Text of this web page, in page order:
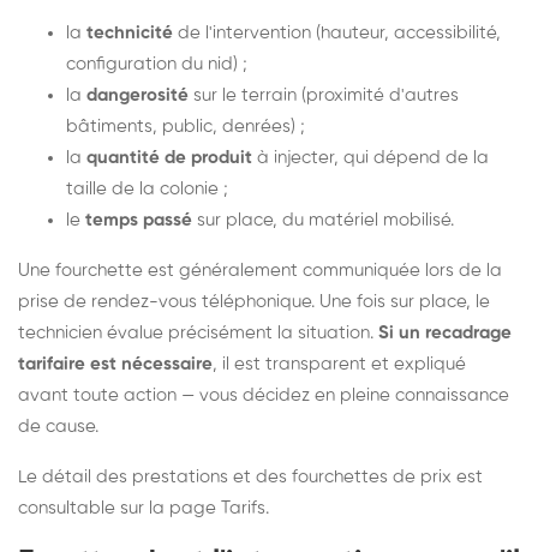
la technicité de l'intervention (hauteur, accessibilité,
configuration du nid) ;
la dangerosité sur le terrain (proximité d'autres
bâtiments, public, denrées) ;
la quantité de produit à injecter, qui dépend de la
taille de la colonie ;
le temps passé sur place, du matériel mobilisé.
Une fourchette est généralement communiquée lors de la
prise de rendez-vous téléphonique. Une fois sur place, le
technicien évalue précisément la situation. Si un recadrage
tarifaire est nécessaire, il est transparent et expliqué
avant toute action — vous décidez en pleine connaissance
de cause.
Le détail des prestations et des fourchettes de prix est
consultable sur la page Tarifs.